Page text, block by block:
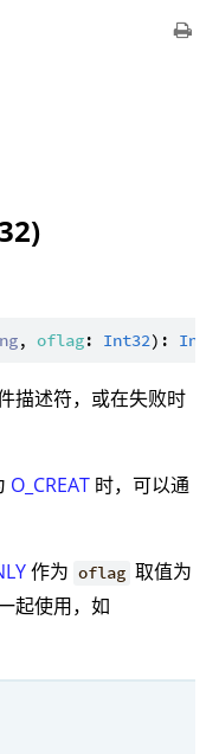
, oflag: Int32):
描述符，或在失败时
O_CREAT 时，可以通
作为 oflag 取值为
起使用，如